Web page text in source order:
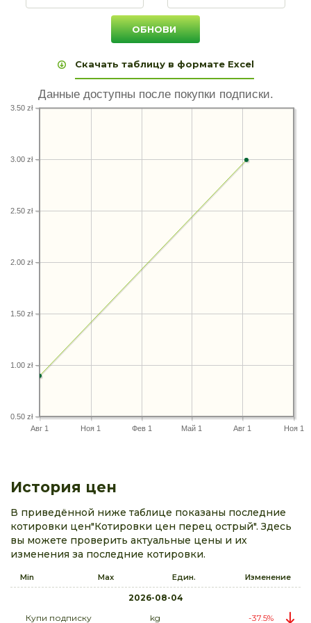
Скачать таблицу в формате Excel
Данные доступны после покупки подписки.
Авг 1 Ноя 1 Фев 1 Май 1 Авг 1 Ноя 1
0.50 zł
1.00 zł
1.50 zł
2.00 zł
2.50 zł
3.00 zł
3.50 zł
История цен
В приведённой ниже таблице показаны последние
котировки цен"Котировки цен перец острый". Здесь
вы можете проверить актуальные цены и их
изменения за последние котировки.
Min Max Един. Изменение
2026-08-04
Купи подписку
kg
-37.5%